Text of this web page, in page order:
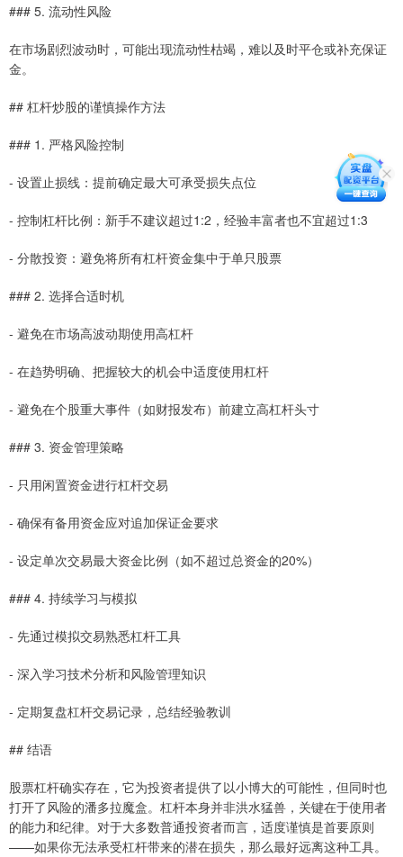
### 5. 流动性风险
在市场剧烈波动时，可能出现流动性枯竭，难以及时平仓或补充保证
金。
## 杠杆炒股的谨慎操作方法
### 1. 严格风险控制
- 设置止损线：提前确定最大可承受损失点位
- 控制杠杆比例：新手不建议超过1:2，经验丰富者也不宜超过1:3
- 分散投资：避免将所有杠杆资金集中于单只股票
### 2. 选择合适时机
- 避免在市场高波动期使用高杠杆
- 在趋势明确、把握较大的机会中适度使用杠杆
- 避免在个股重大事件（如财报发布）前建立高杠杆头寸
### 3. 资金管理策略
- 只用闲置资金进行杠杆交易
- 确保有备用资金应对追加保证金要求
- 设定单次交易最大资金比例（如不超过总资金的20%）
### 4. 持续学习与模拟
- 先通过模拟交易熟悉杠杆工具
- 深入学习技术分析和风险管理知识
- 定期复盘杠杆交易记录，总结经验教训
## 结语
股票杠杆确实存在，它为投资者提供了以小博大的可能性，但同时也
打开了风险的潘多拉魔盒。杠杆本身并非洪水猛兽，关键在于使用者
的能力和纪律。对于大多数普通投资者而言，适度谨慎是首要原则
——如果你无法承受杠杆带来的潜在损失，那么最好远离这种工具。